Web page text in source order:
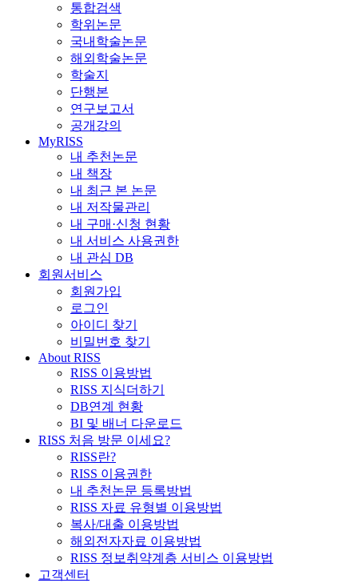
통합검색
학위논문
국내학술논문
해외학술논문
학술지
단행본
연구보고서
공개강의
MyRISS
내 추천논문
내 책장
내 최근 본 논문
내 저작물관리
내 구매·신청 현황
내 서비스 사용권한
내 관심 DB
회원서비스
회원가입
로그인
아이디 찾기
비밀번호 찾기
About RISS
RISS 이용방법
RISS 지식더하기
DB연계 현황
BI 및 배너 다운로드
RISS 처음 방문 이세요?
RISS란?
RISS 이용권한
내 추천논문 등록방법
RISS 자료 유형별 이용방법
복사/대출 이용방법
해외전자자료 이용방법
RISS 정보취약계층 서비스 이용방법
고객센터